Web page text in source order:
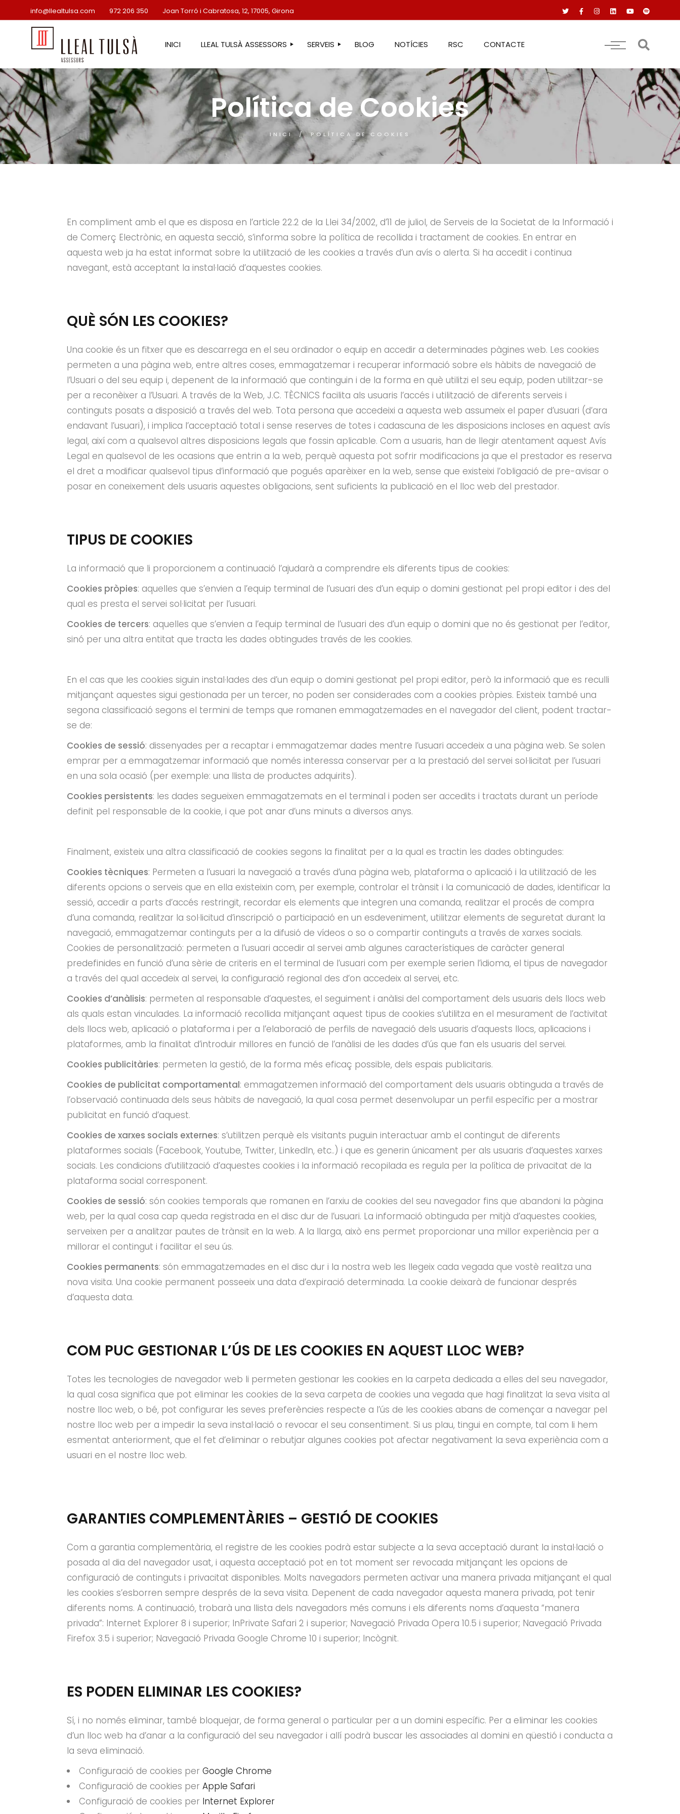
info@llealtulsa.com 972 206 350 Joan Torró i Cabratosa, 12, 17005, Girona
INICI LLEAL TULSÀ ASSESSORS
EL NOSTRE EQUIP
SERVEIS
ASSESSORIA LABORAL
ASSESSORIA FISCAL
ASSESSORIA COMPTABLE
ASSESSORIA JURÍDICA
ASSESSORIA ADMINISTRATIVA
ASSESSORIA DE COMUNICACIÓ
BLOG NOTÍCIES RSC CONTACTE
Política de Cookies
INICI POLÍTICA DE COOKIES
En compliment amb el que es disposa en l’article 22.2 de la Llei 34/2002, d’11 de juliol, de Serveis de la Societat de la Informació i
de Comerç Electrònic, en aquesta secció, s’informa sobre la política de recollida i tractament de cookies. En entrar en
aquesta web ja ha estat informat sobre la utilització de les cookies a través d’un avís o alerta. Si ha accedit i continua
navegant, està acceptant la instal·lació d’aquestes cookies.
QUÈ SÓN LES COOKIES?
Una cookie és un fitxer que es descarrega en el seu ordinador o equip en accedir a determinades pàgines web. Les cookies
permeten a una pàgina web, entre altres coses, emmagatzemar i recuperar informació sobre els hàbits de navegació de
l’Usuari o del seu equip i, depenent de la informació que continguin i de la forma en què utilitzi el seu equip, poden utilitzar-se
per a reconèixer a l’Usuari. A través de la Web, J.C. TÈCNICS facilita als usuaris l’accés i utilització de diferents serveis i
continguts posats a disposició a través del web. Tota persona que accedeixi a aquesta web assumeix el paper d’usuari (d’ara
endavant l’usuari), i implica l’acceptació total i sense reserves de totes i cadascuna de les disposicions incloses en aquest avís
legal, així com a qualsevol altres disposicions legals que fossin aplicable. Com a usuaris, han de llegir atentament aquest Avís
Legal en qualsevol de les ocasions que entrin a la web, perquè aquesta pot sofrir modificacions ja que el prestador es reserva
el dret a modificar qualsevol tipus d’informació que pogués aparèixer en la web, sense que existeixi l’obligació de pre-avisar o
posar en coneixement dels usuaris aquestes obligacions, sent suficients la publicació en el lloc web del prestador.
TIPUS DE COOKIES
La informació que li proporcionem a continuació l’ajudarà a comprendre els diferents tipus de cookies:
Cookies pròpies: aquelles que s’envien a l’equip terminal de l’usuari des d’un equip o domini gestionat pel propi editor i des del
qual es presta el servei sol·licitat per l’usuari.
Cookies de tercers: aquelles que s’envien a l’equip terminal de l’usuari des d’un equip o domini que no és gestionat per l’editor,
sinó per una altra entitat que tracta les dades obtingudes través de les cookies.
En el cas que les cookies siguin instal·lades des d’un equip o domini gestionat pel propi editor, però la informació que es reculli
mitjançant aquestes sigui gestionada per un tercer, no poden ser considerades com a cookies pròpies. Existeix també una
segona classificació segons el termini de temps que romanen emmagatzemades en el navegador del client, podent tractar-
se de:
Cookies de sessió: dissenyades per a recaptar i emmagatzemar dades mentre l’usuari accedeix a una pàgina web. Se solen
emprar per a emmagatzemar informació que només interessa conservar per a la prestació del servei sol·licitat per l’usuari
en una sola ocasió (per exemple: una llista de productes adquirits).
Cookies persistents: les dades segueixen emmagatzemats en el terminal i poden ser accedits i tractats durant un període
definit pel responsable de la cookie, i que pot anar d’uns minuts a diversos anys.
Finalment, existeix una altra classificació de cookies segons la finalitat per a la qual es tractin les dades obtingudes:
Cookies tècniques: Permeten a l’usuari la navegació a través d’una pàgina web, plataforma o aplicació i la utilització de les
diferents opcions o serveis que en ella existeixin com, per exemple, controlar el trànsit i la comunicació de dades, identificar la
sessió, accedir a parts d’accés restringit, recordar els elements que integren una comanda, realitzar el procés de compra
d’una comanda, realitzar la sol·licitud d’inscripció o participació en un esdeveniment, utilitzar elements de seguretat durant la
navegació, emmagatzemar continguts per a la difusió de vídeos o so o compartir continguts a través de xarxes socials.
Cookies de personalització: permeten a l’usuari accedir al servei amb algunes característiques de caràcter general
predefinides en funció d’una sèrie de criteris en el terminal de l’usuari com per exemple serien l’idioma, el tipus de navegador
a través del qual accedeix al servei, la configuració regional des d’on accedeix al servei, etc.
Cookies d’anàlisis: permeten al responsable d’aquestes, el seguiment i anàlisi del comportament dels usuaris dels llocs web
als quals estan vinculades. La informació recollida mitjançant aquest tipus de cookies s’utilitza en el mesurament de l’activitat
dels llocs web, aplicació o plataforma i per a l’elaboració de perfils de navegació dels usuaris d’aquests llocs, aplicacions i
plataformes, amb la finalitat d’introduir millores en funció de l’anàlisi de les dades d’ús que fan els usuaris del servei.
Cookies publicitàries: permeten la gestió, de la forma més eficaç possible, dels espais publicitaris.
Cookies de publicitat comportamental: emmagatzemen informació del comportament dels usuaris obtinguda a través de
l’observació continuada dels seus hàbits de navegació, la qual cosa permet desenvolupar un perfil específic per a mostrar
publicitat en funció d’aquest.
Cookies de xarxes socials externes: s’utilitzen perquè els visitants puguin interactuar amb el contingut de diferents
plataformes socials (Facebook, Youtube, Twitter, LinkedIn, etc..) i que es generin únicament per als usuaris d’aquestes xarxes
socials. Les condicions d’utilització d’aquestes cookies i la informació recopilada es regula per la política de privacitat de la
plataforma social corresponent.
Cookies de sessió: són cookies temporals que romanen en l’arxiu de cookies del seu navegador fins que abandoni la pàgina
web, per la qual cosa cap queda registrada en el disc dur de l’usuari. La informació obtinguda per mitjà d’aquestes cookies,
serveixen per a analitzar pautes de trànsit en la web. A la llarga, això ens permet proporcionar una millor experiència per a
millorar el contingut i facilitar el seu ús.
Cookies permanents: són emmagatzemades en el disc dur i la nostra web les llegeix cada vegada que vostè realitza una
nova visita. Una cookie permanent posseeix una data d’expiració determinada. La cookie deixarà de funcionar després
d’aquesta data.
COM PUC GESTIONAR L’ÚS DE LES COOKIES EN AQUEST LLOC WEB?
Totes les tecnologies de navegador web li permeten gestionar les cookies en la carpeta dedicada a elles del seu navegador,
la qual cosa significa que pot eliminar les cookies de la seva carpeta de cookies una vegada que hagi finalitzat la seva visita al
nostre lloc web, o bé, pot configurar les seves preferències respecte a l’ús de les cookies abans de començar a navegar pel
nostre lloc web per a impedir la seva instal·lació o revocar el seu consentiment. Si us plau, tingui en compte, tal com li hem
esmentat anteriorment, que el fet d’eliminar o rebutjar algunes cookies pot afectar negativament la seva experiència com a
usuari en el nostre lloc web.
GARANTIES COMPLEMENTÀRIES – GESTIÓ DE COOKIES
Com a garantia complementària, el registre de les cookies podrà estar subjecte a la seva acceptació durant la instal·lació o
posada al dia del navegador usat, i aquesta acceptació pot en tot moment ser revocada mitjançant les opcions de
configuració de continguts i privacitat disponibles. Molts navegadors permeten activar una manera privada mitjançant el qual
les cookies s’esborren sempre després de la seva visita. Depenent de cada navegador aquesta manera privada, pot tenir
diferents noms. A continuació, trobarà una llista dels navegadors més comuns i els diferents noms d’aquesta “manera
privada”: Internet Explorer 8 i superior; InPrivate Safari 2 i superior; Navegació Privada Opera 10.5 i superior; Navegació Privada
Firefox 3.5 i superior; Navegació Privada Google Chrome 10 i superior; Incògnit.
ES PODEN ELIMINAR LES COOKIES?
Sí, i no només eliminar, també bloquejar, de forma general o particular per a un domini específic. Per a eliminar les cookies
d’un lloc web ha d’anar a la configuració del seu navegador i allí podrà buscar les associades al domini en qüestió i conducta a
la seva eliminació.
Configuració de cookies per Google Chrome
Configuració de cookies per Apple Safari
Configuració de cookies per Internet Explorer